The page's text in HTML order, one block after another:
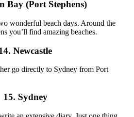
Bay (Port Stephens)
wonderful beach days. Around the
you’ll find amazing beaches.
Newcastle
go directly to Sydney from Port
15. Sydney